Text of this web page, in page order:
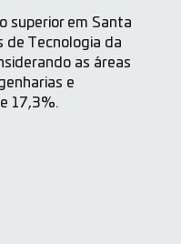
superior em Santa
de Tecnologia da
as áreas
e
17,3%.